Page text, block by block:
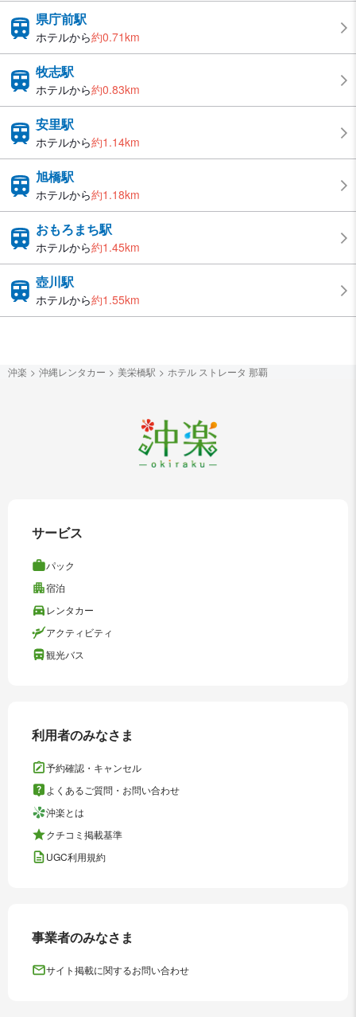
県庁前駅
ホテルから約0.71km
牧志駅
ホテルから約0.83km
安里駅
ホテルから約1.14km
旭橋駅
ホテルから約1.18km
おもろまち駅
ホテルから約1.45km
壺川駅
ホテルから約1.55km
沖楽 沖縄レンタカー 美栄橋駅 ホテル ストレータ 那覇
サービス
パック
宿泊
レンタカー
アクティビティ
観光バス
利用者のみなさま
予約確認・キャンセル
よくあるご質問・お問い合わせ
沖楽とは
クチコミ掲載基準
UGC利用規約
事業者のみなさま
サイト掲載に関するお問い合わせ